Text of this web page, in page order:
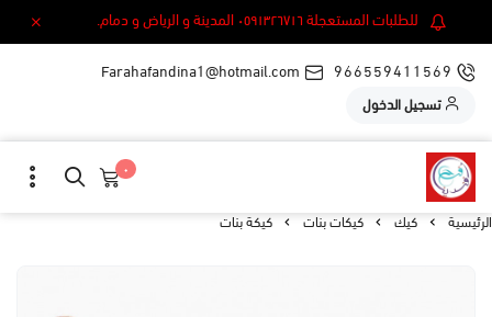
للطلبات المستعجلة ٠٥٩١٣٢٦٧١٦ المدينة و الرياض و دمام.
966559411569
Farahafandina1@hotmail.com
تسجيل الدخول
٠
الرئيسية كيك كيكات بنات كيكة بنات